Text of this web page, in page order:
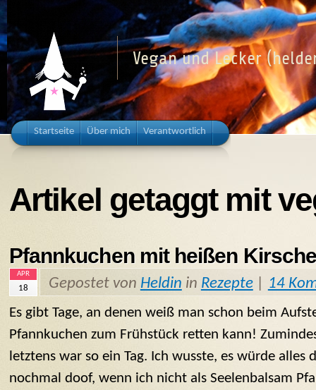
Vegan und Lecker
Startseite Über mich Verantwortlich
Artikel getaggt mit
Pfannkuchen mit heißen
APR
18 Gepostet von Heldin in Rezepte| 14
Es gibt Tage, an denen weiß man schon beim
Pfannkuchen zum Frühstück retten kann!
letztens war so ein Tag. Ich wusste, es würde alles
nochmal doof, wenn ich nicht als Seelenbalsam